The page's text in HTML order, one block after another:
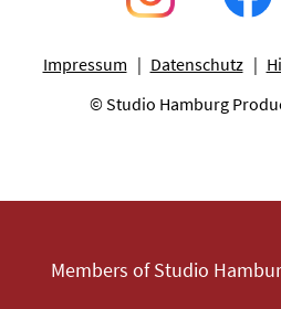
Impressum Datenschutz
© Studio Hamburg
Members of Studio